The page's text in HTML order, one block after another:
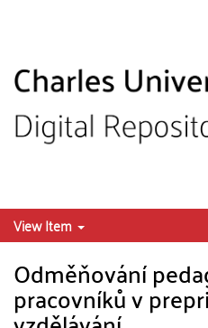
View Item
Odměňování
pracovníků v